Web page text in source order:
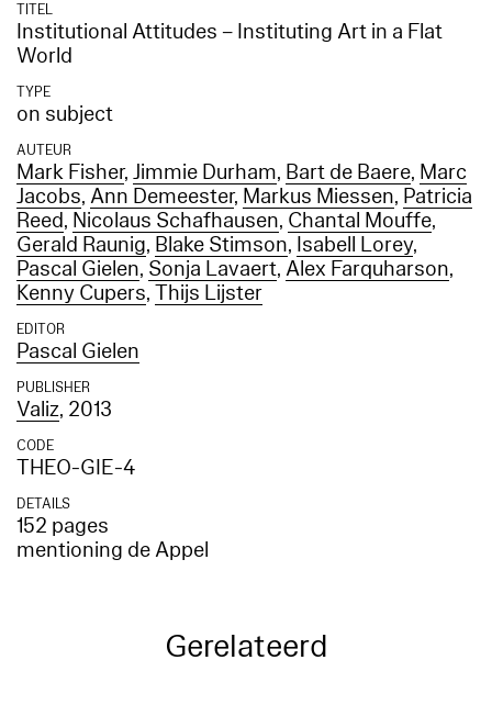
TITEL
Institutional Attitudes – Instituting Art in a Flat
World
TYPE
on subject
AUTEUR
Mark Fisher,Jimmie Durham, Bart de Baere, Marc
Jacobs,Ann Demeester, Markus Miessen, Patricia
Reed, Nicolaus Schafhausen, Chantal Mouffe,
Gerald Raunig, Blake Stimson, Isabell Lorey,
Pascal Gielen, Sonja Lavaert,Alex Farquharson,
Kenny Cupers,Thijs Lijster
EDITOR
Pascal Gielen
PUBLISHER
Valiz, 2013
CODE
THEO-GIE-4
DETAILS
152 pages
mentioning de Appel
Gerelateerd